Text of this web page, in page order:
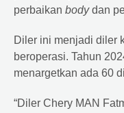
perbaikan bodydan
Diler ini menjadi diler
beroperasi. Tahun
menargetkan ada 60
“Diler Chery MAN